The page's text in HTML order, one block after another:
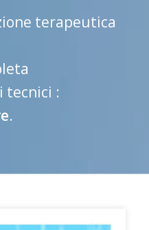
terapeutica
tecnici :
.